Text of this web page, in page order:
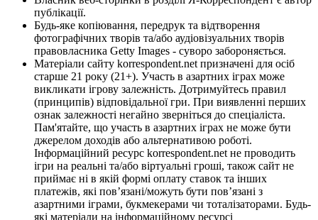
публікації.
Будь-яке копіювання, передрук та відтворення
фотографічних творів та/або аудіовізуальних творів
правовласника Getty Images - суворо забороняється.
Матеріали сайту korrespondent.net призначені для осіб
старше 21 року (21+). Участь в азартних іграх може
викликати ігрову залежність. Дотримуйтесь правил
(принципів) відповідальної гри. При виявленні перших
ознак залежності негайно зверніться до спеціаліста.
Пам'ятайте, що участь в азартних іграх не може бути
джерелом доходів або альтернативою роботі.
Інформаційний ресурс korrespondent.net не проводить
ігри на реальні та/або віртуальні гроші, також сайт не
приймає ні в якій формі оплату ставок та інших
платежів, які пов’язані/можуть бути пов’язані з
азартними іграми, букмекерами чи тоталізаторами. Будь-
які матеріали на інформаційному ресурсі